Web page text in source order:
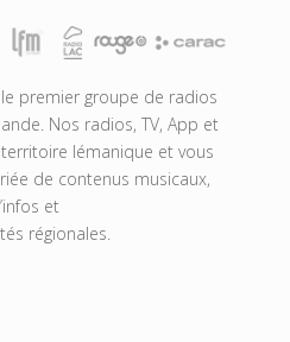
premier groupe de radios
Nos radios, TV, App et
lémanique et vous
de contenus musicaux,
et
régionales.